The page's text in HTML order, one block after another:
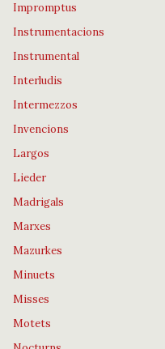
Impromptus
Instrumentacions
Instrumental
Interludis
Intermezzos
Invencions
Largos
Lieder
Madrigals
Marxes
Mazurkes
Minuets
Misses
Motets